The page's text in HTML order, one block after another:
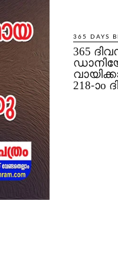
365 DAYS
365
218-ാo